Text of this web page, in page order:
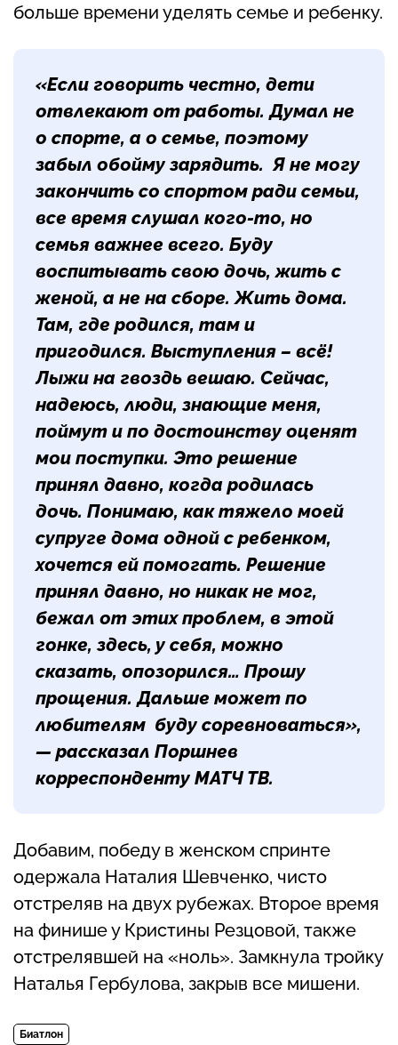
больше времени уделять семье и ребенку.
«Если говорить честно, дети
отвлекают от работы. Думал не
о спорте, а о семье, поэтому
забыл обойму зарядить. Я не могу
закончить со спортом ради семьи,
все время слушал кого-то, но
семья важнее всего. Буду
воспитывать свою дочь, жить с
женой, а не на сборе. Жить дома.
Там, где родился, там и
пригодился. Выступления – всё!
Лыжи на гвоздь вешаю. Сейчас,
надеюсь, люди, знающие меня,
поймут и по достоинству оценят
мои поступки. Это решение
принял давно, когда родилась
дочь. Понимаю, как тяжело моей
супруге дома одной с ребенком,
хочется ей помогать. Решение
принял давно, но никак не мог,
бежал от этих проблем, в этой
гонке, здесь, у себя, можно
сказать, опозорился… Прошу
прощения. Дальше может по
любителям буду соревноваться»,
— рассказал Поршнев
корреспонденту МАТЧ ТВ.
Добавим, победу в женском спринте
одержала Наталия Шевченко, чисто
отстреляв на двух рубежах. Второе время
на финише у Кристины Резцовой, также
отстрелявшей на «ноль». Замкнула тройку
Наталья Гербулова, закрыв все мишени.
Биатлон